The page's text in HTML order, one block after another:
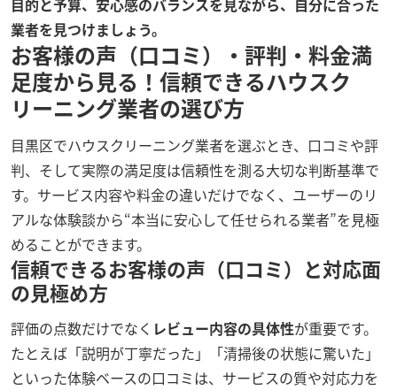
目的と予算、安心感のバランスを見ながら、自分に合った
業者を見つけましょう。
お客様の声（口コミ）・評判・料金満
足度から見る！信頼できるハウスク
リーニング業者の選び方
目黒区でハウスクリーニング業者を選ぶとき、口コミや評
判、そして実際の満足度は信頼性を測る大切な判断基準で
す。サービス内容や料金の違いだけでなく、ユーザーのリ
アルな体験談から“本当に安心して任せられる業者”を見極
めることができます。
信頼できるお客様の声（口コミ）と対応面
の見極め方
評価の点数だけでなく レビュー内容の具体性が重要です。
たとえば「説明が丁寧だった」「清掃後の状態に驚いた」
といった体験ベースの口コミは、サービスの質や対応力を